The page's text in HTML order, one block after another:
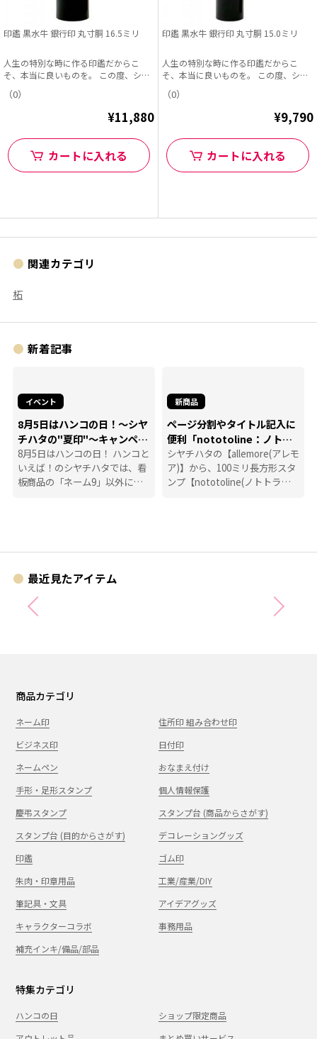
印鑑 黒水牛 銀行印 丸寸胴 16.5ミリ
人生の特別な時に作る印鑑だからこ
そ、本当に良いものを。 この度、シヤ
チハタオフィシャル...
（0）
¥11,880
カートに入れる
印鑑 黒水牛 銀行印 丸寸胴 15.0ミリ
人生の特別な時に作る印鑑だからこ
そ、本当に良いものを。 この度、シヤ
チハタオフィシャル...
（0）
¥9,790
カートに入れる
関連カテゴリ
柘
新着記事
イベント
8月5日はハンコの日！～シヤ
チハタの"夏印"～キャンペー
ン
8月5日はハンコの日！ ハンコと
いえば！のシヤチハタでは、看
板商品の「ネーム9」以外に
新商品
ページ分割やタイトル記入に
便利「nototoline：ノトト
ライン」
シヤチハタの【allemore(アレモ
ア)】から、100ミリ長方形スタ
ンプ【nototoline(ノトトライ
最近見たアイテム
商品カテゴリ
ネーム印
住所印 組み合わせ印
ビジネス印
日付印
ネームペン
おなまえ付け
手形・足形スタンプ
個人情報保護
慶弔スタンプ
スタンプ台 (商品からさがす)
スタンプ台 (目的からさがす)
デコレーショングッズ
印鑑
ゴム印
朱肉・印章用品
工業/産業/DIY
筆記具・文具
アイデアグッズ
キャラクターコラボ
事務用品
補充インキ/備品/部品
特集カテゴリ
ハンコの日
ショップ限定商品